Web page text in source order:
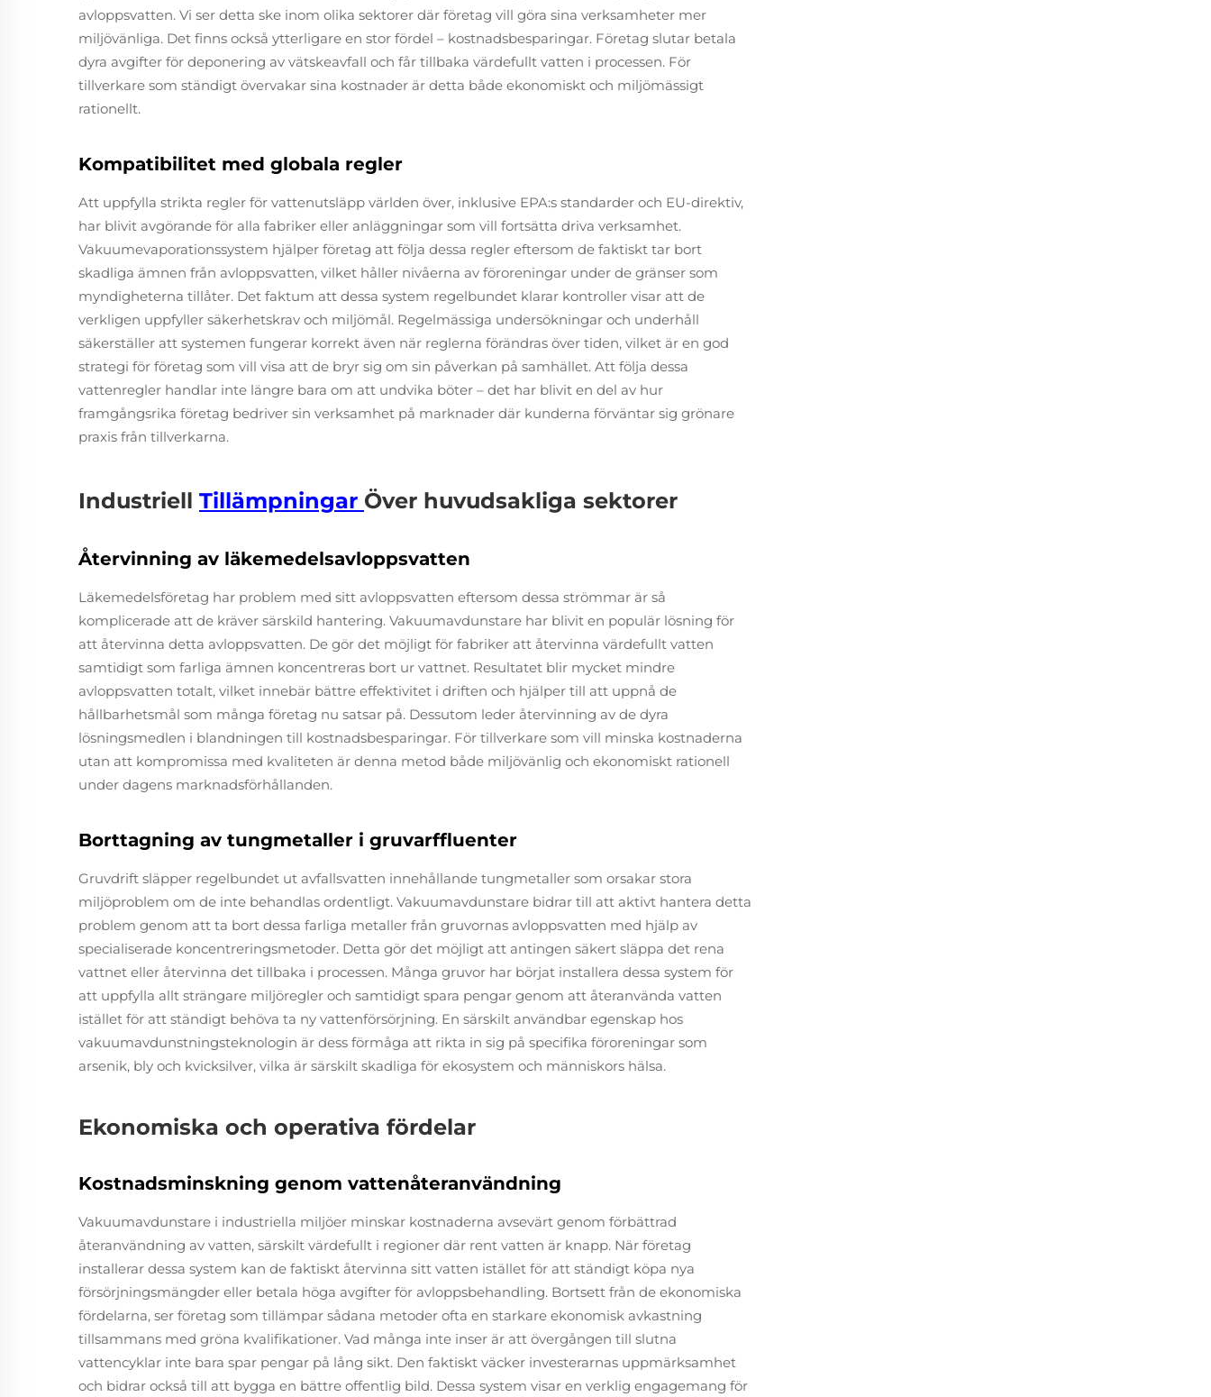
avloppsvatten. Vi ser detta ske inom olika sektorer där företag vill göra sina verksamheter mer
miljövänliga. Det finns också ytterligare en stor fördel – kostnadsbesparingar. Företag slutar betala
dyra avgifter för deponering av vätskeavfall och får tillbaka värdefullt vatten i processen. För
tillverkare som ständigt övervakar sina kostnader är detta både ekonomiskt och miljömässigt
rationellt.
Kompatibilitet med globala regler
Att uppfylla strikta regler för vattenutsläpp världen över, inklusive EPA:s standarder och EU-direktiv,
har blivit avgörande för alla fabriker eller anläggningar som vill fortsätta driva verksamhet.
Vakuumevaporationssystem hjälper företag att följa dessa regler eftersom de faktiskt tar bort
skadliga ämnen från avloppsvatten, vilket håller nivåerna av föroreningar under de gränser som
myndigheterna tillåter. Det faktum att dessa system regelbundet klarar kontroller visar att de
verkligen uppfyller säkerhetskrav och miljömål. Regelmässiga undersökningar och underhåll
säkerställer att systemen fungerar korrekt även när reglerna förändras över tiden, vilket är en god
strategi för företag som vill visa att de bryr sig om sin påverkan på samhället. Att följa dessa
vattenregler handlar inte längre bara om att undvika böter – det har blivit en del av hur
framgångsrika företag bedriver sin verksamhet på marknader där kunderna förväntar sig grönare
praxis från tillverkarna.
Industriell Tillämpningar Över huvudsakliga sektorer
Återvinning av läkemedelsavloppsvatten
Läkemedelsföretag har problem med sitt avloppsvatten eftersom dessa strömmar är så
komplicerade att de kräver särskild hantering. Vakuumavdunstare har blivit en populär lösning för
att återvinna detta avloppsvatten. De gör det möjligt för fabriker att återvinna värdefullt vatten
samtidigt som farliga ämnen koncentreras bort ur vattnet. Resultatet blir mycket mindre
avloppsvatten totalt, vilket innebär bättre effektivitet i driften och hjälper till att uppnå de
hållbarhetsmål som många företag nu satsar på. Dessutom leder återvinning av de dyra
lösningsmedlen i blandningen till kostnadsbesparingar. För tillverkare som vill minska kostnaderna
utan att kompromissa med kvaliteten är denna metod både miljövänlig och ekonomiskt rationell
under dagens marknadsförhållanden.
Borttagning av tungmetaller i gruvarffluenter
Gruvdrift släpper regelbundet ut avfallsvatten innehållande tungmetaller som orsakar stora
miljöproblem om de inte behandlas ordentligt. Vakuumavdunstare bidrar till att aktivt hantera detta
problem genom att ta bort dessa farliga metaller från gruvornas avloppsvatten med hjälp av
specialiserade koncentreringsmetoder. Detta gör det möjligt att antingen säkert släppa det rena
vattnet eller återvinna det tillbaka i processen. Många gruvor har börjat installera dessa system för
att uppfylla allt strängare miljöregler och samtidigt spara pengar genom att återanvända vatten
istället för att ständigt behöva ta ny vattenförsörjning. En särskilt användbar egenskap hos
vakuumavdunstningsteknologin är dess förmåga att rikta in sig på specifika föroreningar som
arsenik, bly och kvicksilver, vilka är särskilt skadliga för ekosystem och människors hälsa.
Ekonomiska och operativa fördelar
Kostnadsminskning genom vattenåteranvändning
Vakuumavdunstare i industriella miljöer minskar kostnaderna avsevärt genom förbättrad
återanvändning av vatten, särskilt värdefullt i regioner där rent vatten är knapp. När företag
installerar dessa system kan de faktiskt återvinna sitt vatten istället för att ständigt köpa nya
försörjningsmängder eller betala höga avgifter för avloppsbehandling. Bortsett från de ekonomiska
fördelarna, ser företag som tillämpar sådana metoder ofta en starkare ekonomisk avkastning
tillsammans med gröna kvalifikationer. Vad många inte inser är att övergången till slutna
vattencyklar inte bara spar pengar på lång sikt. Den faktiskt väcker investerarnas uppmärksamhet
och bidrar också till att bygga en bättre offentlig bild. Dessa system visar en verklig engagemang för